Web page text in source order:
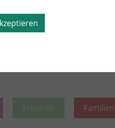
lesen Mehr aus diesem